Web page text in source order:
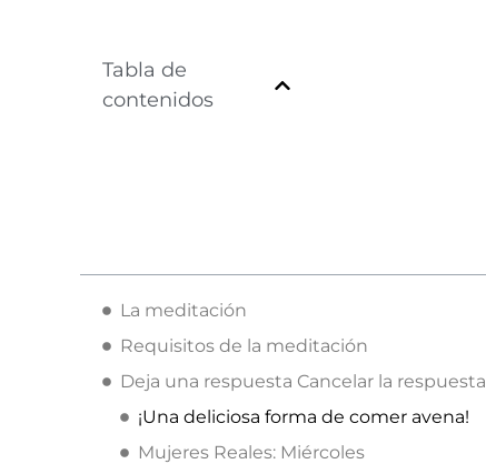
Tabla de
contenidos
La meditación
Requisitos de la meditación
Deja una respuesta Cancelar la respuesta
¡Una deliciosa forma de comer avena!
Mujeres Reales: Miércoles